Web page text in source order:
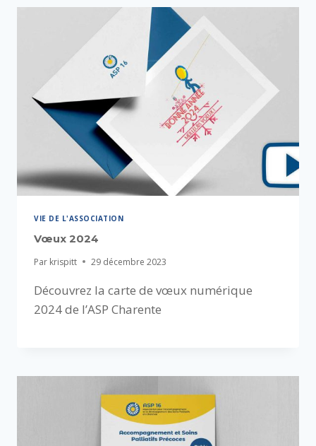
VIE DE L'ASSOCIATION
Vœux 2024
Par krispitt 29 décembre 2023
Découvrez la carte de vœux numérique
2024 de l’ASP Charente